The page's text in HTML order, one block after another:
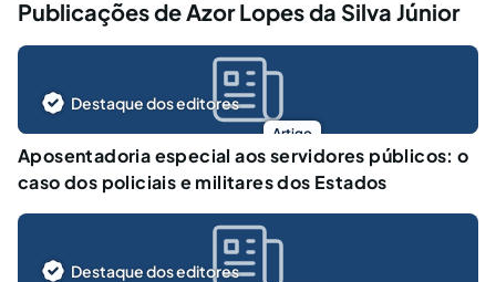
Publicações de Azor Lopes da Silva Júnior
Artigo
Destaque dos editores
Aposentadoria especial aos servidores públicos: o
caso dos policiais e militares dos Estados
Destaque dos editores